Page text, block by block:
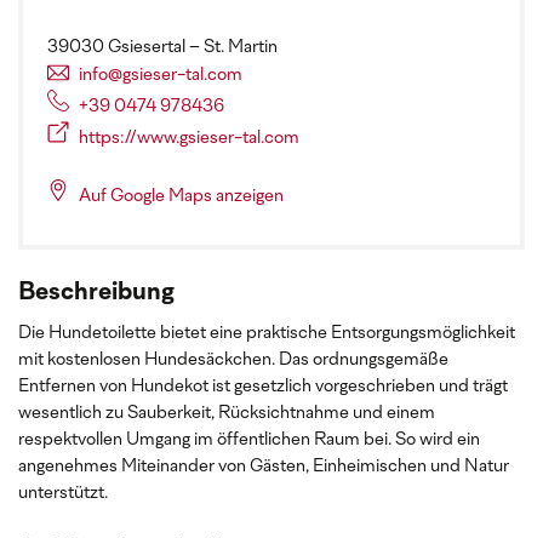
Beschreibung
Die Hundetoilette bietet eine praktische Entsorgungsmöglichkeit
mit kostenlosen Hundesäckchen. Das ordnungsgemäße
Entfernen von Hundekot ist gesetzlich vorgeschrieben und trägt
wesentlich zu Sauberkeit, Rücksichtnahme und einem
respektvollen Umgang im öffentlichen Raum bei. So wird ein
angenehmes Miteinander von Gästen, Einheimischen und Natur
unterstützt.
39030 Gsiesertal – St. Martin
info@gsieser-tal.com
+39 0474 978436
https://www.gsieser-tal.com
Auf Google Maps anzeigen